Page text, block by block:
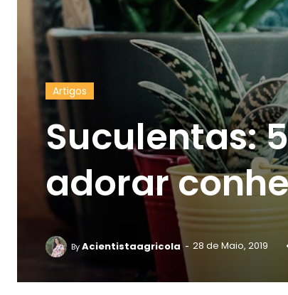
Artigos
Suculentas:
adorar
ByAcientistaagricola - 28 de Maio, 2019